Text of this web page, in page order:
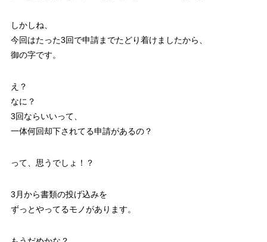
しかしね、
今回はたった3回で申請までたどり着けましたから、
御の字です。
え？
なに？
3回ならいいって、
一体何回却下されてる申請があるの？
って、思うでしょ！？
3月から書類の投げ込みを
ずっとやってるモノがあります。